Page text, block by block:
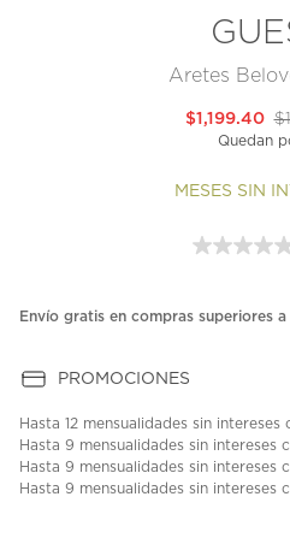
Aretes
$1,199.40
Quedan
MESES SIN
Envío gratis en compras superiores
PROMOCIONES
Hasta 12 mensualidades sin intereses
Hasta 9 mensualidades sin intereses
Hasta 9 mensualidades sin intereses
Hasta 9 mensualidades sin intereses